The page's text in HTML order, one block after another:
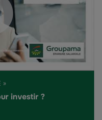
»
investir ?